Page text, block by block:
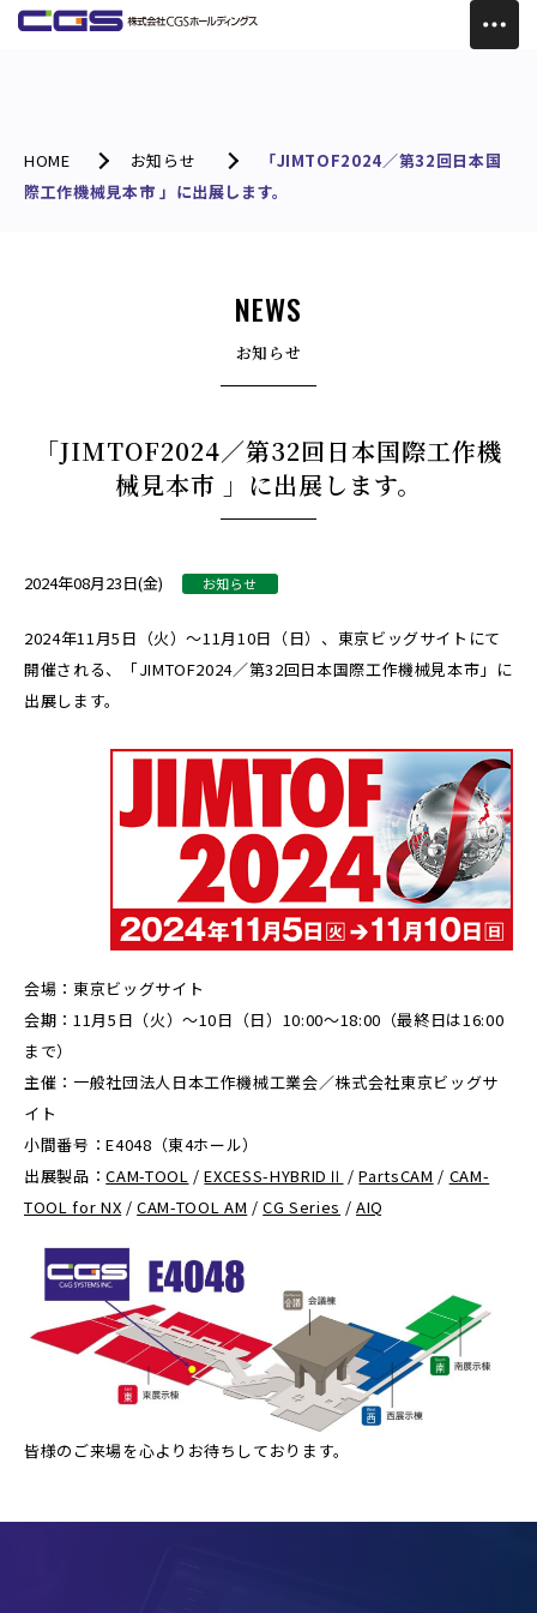
HOME お知らせ
「JIMTOF2024／第32回日本国
際工作機械見本市 」に出展します。
NEWS
お知らせ
「JIMTOF2024／第32回日本国際工作機
械見本市 」に出展します。
2024年08月23日(金) お知らせ
2024年11月5日（火）～11月10日（日）、東京ビッグサイトにて
開催される、「JIMTOF2024／第32回日本国際工作機械見本市」に
出展します。
会場：東京ビッグサイト
会期：11月5日（火）～10日（日）10:00～18:00（最終日は16:00
まで）
主催：一般社団法人日本工作機械工業会／株式会社東京ビッグサ
イト
小間番号：E4048（東4ホール）
出展製品：CAM-TOOL /EXCESS-HYBRIDⅡ /PartsCAM / CAM-
TOOL for NX /CAM-TOOL AM /CG Series /AIQ
皆様のご来場を心よりお待ちしております。